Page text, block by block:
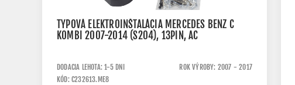
TYPOVÁ ELEKTROINŠTALÁCIA MERCEDES BENZ C
KOMBI 2007-2014 (S204), 13PIN, AC
DODACIA LEHOTA: 1-5 DNI
ROK VÝROBY: 2007 - 2017
KÓD: C232613.ME8